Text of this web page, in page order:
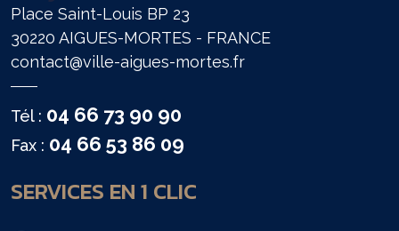
Place Saint-Louis BP 23
30220 AIGUES-MORTES - FRANCE
contact@ville-aigues-mortes.fr
Tél : 04 66 73 90 90
Fax : 04 66 53 86 09
SERVICES EN 1 CLIC